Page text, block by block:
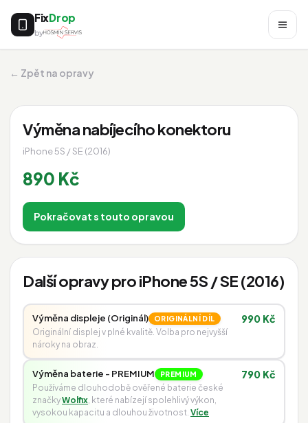
FixDrop
by
← Zpět na opravy
Výměna nabíjecího konektoru
iPhone 5S / SE (2016)
890 Kč
Pokračovat s touto opravou
Další opravy pro iPhone 5S / SE (2016)
Výměna displeje (Originál) ORIGINÁLNÍ DÍL
Originální displej v plné kvalitě. Volba pro nejvyšší
nároky na obraz.
990 Kč
Výměna baterie - PREMIUM PREMIUM
Používáme dlouhodobě ověřené baterie české
značkyWolfix, které nabízejí spolehlivý výkon,
vysokou kapacitu a dlouhou životnost. Více
790 Kč